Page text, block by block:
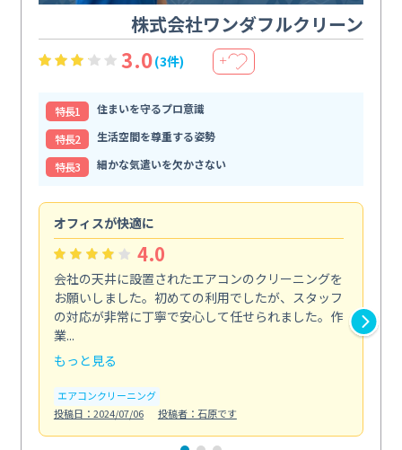
株式会社ワンダフルクリーン
3.0(3件) ＋
特⻑1
住まいを守るプロ意識
特⻑2
生活空間を尊重する姿勢
特⻑3
細かな気遣いを欠かさない
オフィスが快適に
4.0
会社の天井に設置されたエアコンのクリーニングを
お願いしました。初めての利用でしたが、スタッフ
の対応が非常に丁寧で安心して任せられました。作
業...
もっと見る
エアコンクリーニング
投稿日：2024/07/06
投稿者：石原です